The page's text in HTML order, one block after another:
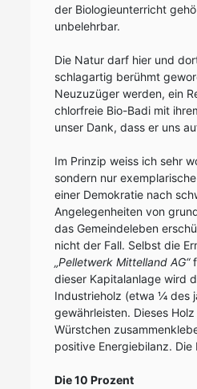
der Biologieunterricht
unbelehrbar.
Die Natur darf hier und
schlagartig berühmt
Neuzuzüger werden, ein
chlorfreie Bio-Badi mit
unser Dank, dass er uns
Im Prinzip weiss ich sehr
sondern nur
einer Demokratie nach
Angelegenheiten von
das Gemeindeleben
nicht der Fall. Selbst die
„Pelletwerk Mittelland AG“
dieser Kapitalanlage wird
Industrieholz (etwa ¼ des
gewährleisten. Dieses
Würstchen
positive Energiebilanz.
Die 10 Prozent